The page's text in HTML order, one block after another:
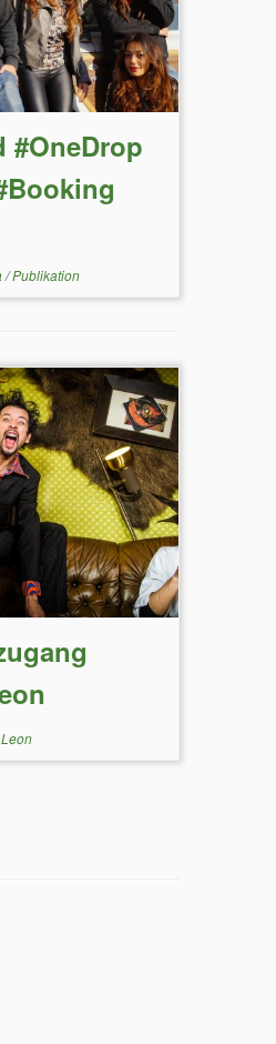
#OneDrop
/Publikation